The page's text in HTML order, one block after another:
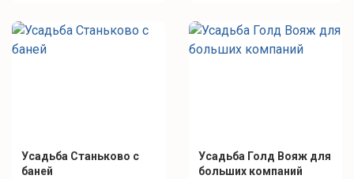
Усадьба Станьково с
баней
Усадьба Голд Вояж для
больших компаний